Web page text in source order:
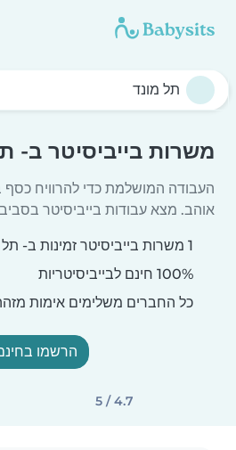
משרות בייביסיטר ב-
העבודה המושלמת כדי להרוויח
אוהב. מצא עבודות בייביסיטר
1 משרות בייביסיטר זמינות ב- תל מונד
כל החברים משלימים אימות
הרשמו
4.7 / 5